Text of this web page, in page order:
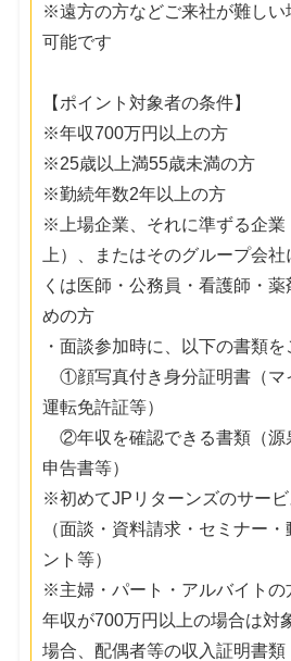
※遠方の方などご来社が難しい
可能です
【ポイント対象者の条件】
※年収700万円以上の方
※25歳以上満55歳未満の方
※勤続年数2年以上の方
※上場企業、それに準ずる企業
上）、またはそのグループ会
くは医師・公務員・看護師・
めの方
・面談参加時に、以下の書類
①顔写真付き身分証明書（マ
運転免許証等）
②年収を確認できる書類（源
申告書等）
※初めてJPリターンズのサー
（面談・資料請求・セミナー
ント等）
※主婦・パート・アルバイトの
年収が700万円以上の場合は対
場合、配偶者等の収入証明書